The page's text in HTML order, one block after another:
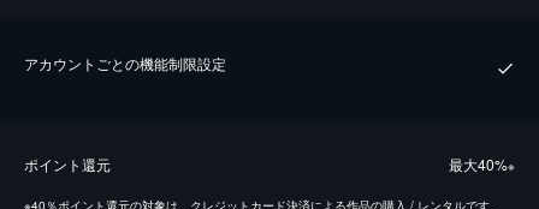
アカウントごとの機能制限設定
ポイント還元 最⼤40%※